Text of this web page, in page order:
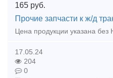
165 руб.
Прочие запчасти к ж/д
Цена продукции указана
17.05.24
204
0